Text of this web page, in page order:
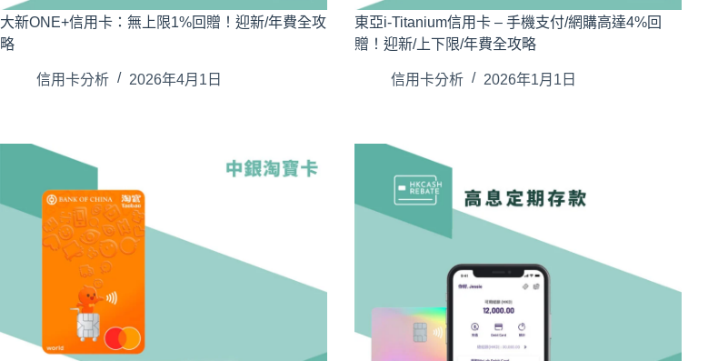
大新ONE+信用卡：無上限1%回贈！迎新/年費全攻
略
信用卡分析 2026年4月1日
東亞i-Titanium信用卡 – 手機支付/網購高達4%回
贈！迎新/上下限/年費全攻略
信用卡分析 2026年1月1日